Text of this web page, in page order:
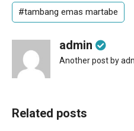
#tambang emas martabe
admin
Another post by
Related posts